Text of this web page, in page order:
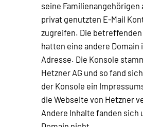
seine Familienangehörigen
privat genutzten E-Mail
zugreifen. Die betreffenden
hatten eine andere Domain
Adresse. Die Konsole
Hetzner AG und so fand
der Konsole ein
die Webseite von Hetzner
Andere Inhalte fanden sich